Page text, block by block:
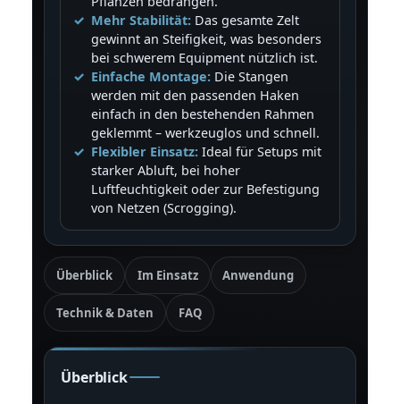
Mehr Stabilität:Das gesamte Zelt
gewinnt an Steifigkeit, was besonders
bei schwerem Equipment nützlich ist.
Einfache Montage:Die Stangen
werden mit den passenden Haken
einfach in den bestehenden Rahmen
geklemmt – werkzeuglos und schnell.
Flexibler Einsatz:Ideal für Setups mit
starker Abluft, bei hoher
Luftfeuchtigkeit oder zur Befestigung
von Netzen (Scrogging).
Überblick Im Einsatz Anwendung
Technik & Daten FAQ
Überblick